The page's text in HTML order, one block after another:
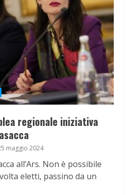
regionale iniziativa
maggio 2024
all’Ars. Non è possibile
eletti, passino da un